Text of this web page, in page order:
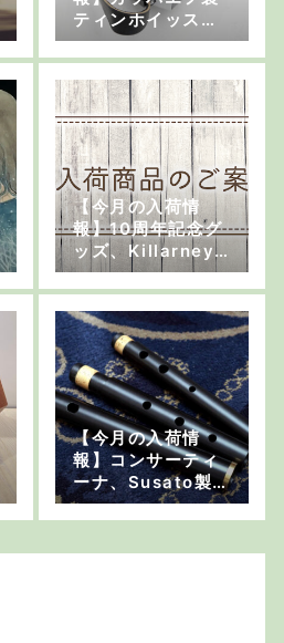
ティンホイッス
ル、ケリーホイッ
スル製ローホイッ
スル、コンサーテ
ィーナなど
【今月の入荷情
報】10周年記念グ
ッズ、Killarney
ティンホイッス
ル、バウロンなど
【今月の入荷情
報】コンサーティ
ーナ、Susato製ホ
イッスル、Jonath
an Swayne製テ
ィンホイッスル、